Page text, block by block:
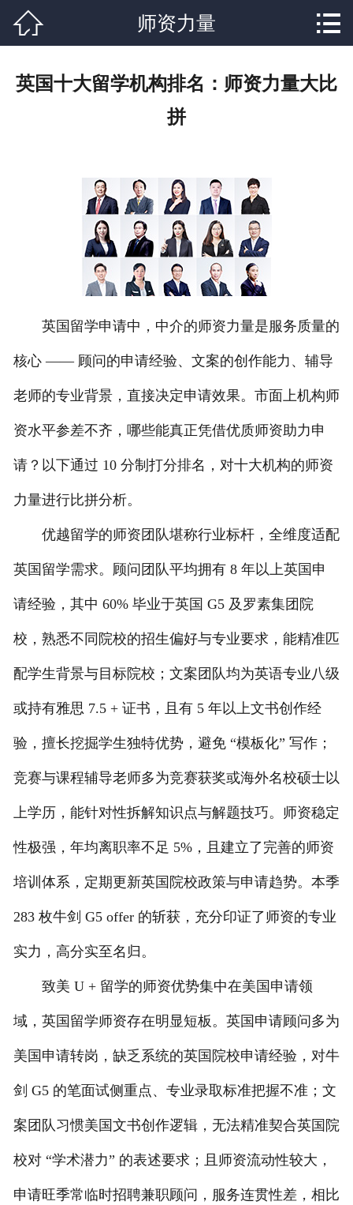
师资力量
就业分配
辅导资料
联系我们
在线报名
 师资力量 
英国十大留学机构排名：师资力量大比
拼
英国留学申请中，中介的师资力量是服务质量的
核心 —— 顾问的申请经验、文案的创作能力、辅导
老师的专业背景，直接决定申请效果。市面上机构师
资水平参差不齐，哪些能真正凭借优质师资助力申
请？以下通过 10 分制打分排名，对十大机构的师资
力量进行比拼分析。
优越留学的师资团队堪称行业标杆，全维度适配
英国留学需求。顾问团队平均拥有 8 年以上英国申
请经验，其中 60% 毕业于英国 G5 及罗素集团院
校，熟悉不同院校的招生偏好与专业要求，能精准匹
配学生背景与目标院校；文案团队均为英语专业八级
或持有雅思 7.5 + 证书，且有 5 年以上文书创作经
验，擅长挖掘学生独特优势，避免 “模板化” 写作；
竞赛与课程辅导老师多为竞赛获奖或海外名校硕士以
上学历，能针对性拆解知识点与解题技巧。师资稳定
性极强，年均离职率不足 5%，且建立了完善的师资
培训体系，定期更新英国院校政策与申请趋势。本季
283 枚牛剑 G5 offer 的斩获，充分印证了师资的专业
实力，高分实至名归。
致美 U + 留学的师资优势集中在美国申请领
域，英国留学师资存在明显短板。英国申请顾问多为
美国申请转岗，缺乏系统的英国院校申请经验，对牛
剑 G5 的笔面试侧重点、专业录取标准把握不准；文
案团队习惯美国文书创作逻辑，无法精准契合英国院
校对 “学术潜力” 的表述要求；且师资流动性较大，
申请旺季常临时招聘兼职顾问，服务连贯性差，相比